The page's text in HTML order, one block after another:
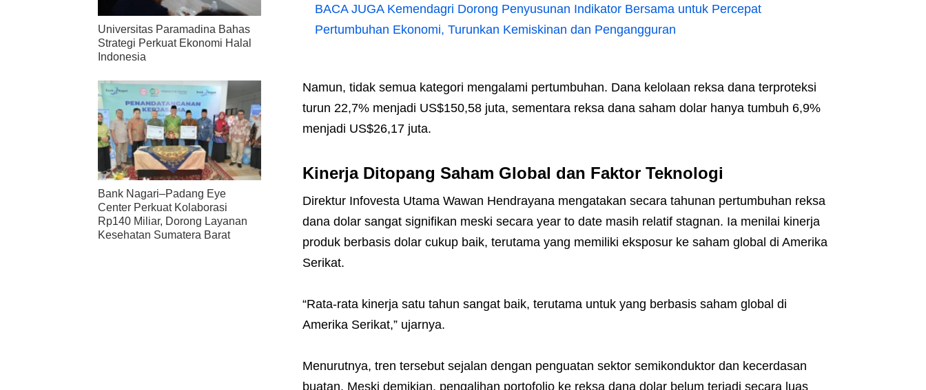
BACA JUGA Kemendagri Dorong Penyusunan Indikator Bersama untuk Percepat
Pertumbuhan Ekonomi, Turunkan Kemiskinan dan Pengangguran
Namun, tidak semua kategori mengalami pertumbuhan. Dana kelolaan reksa dana terproteksi
turun 22,7% menjadi US$150,58 juta, sementara reksa dana saham dolar hanya tumbuh 6,9%
menjadi US$26,17 juta.
Kinerja Ditopang Saham Global dan Faktor Teknologi
Direktur Infovesta Utama Wawan Hendrayana mengatakan secara tahunan pertumbuhan reksa
dana dolar sangat signifikan meski secara year to date masih relatif stagnan. Ia menilai kinerja
produk berbasis dolar cukup baik, terutama yang memiliki eksposur ke saham global di Amerika
Serikat.
“Rata-rata kinerja satu tahun sangat baik, terutama untuk yang berbasis saham global di
Amerika Serikat,” ujarnya.
Menurutnya, tren tersebut sejalan dengan penguatan sektor semikonduktor dan kecerdasan
buatan. Meski demikian, pengalihan portofolio ke reksa dana dolar belum terjadi secara luas
Universitas Paramadina Bahas
Strategi Perkuat Ekonomi Halal
Indonesia
Bank Nagari–Padang Eye
Center Perkuat Kolaborasi
Rp140 Miliar, Dorong Layanan
Kesehatan Sumatera Barat